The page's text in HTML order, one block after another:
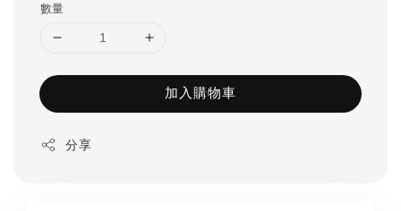
數量
加入購物車
分享